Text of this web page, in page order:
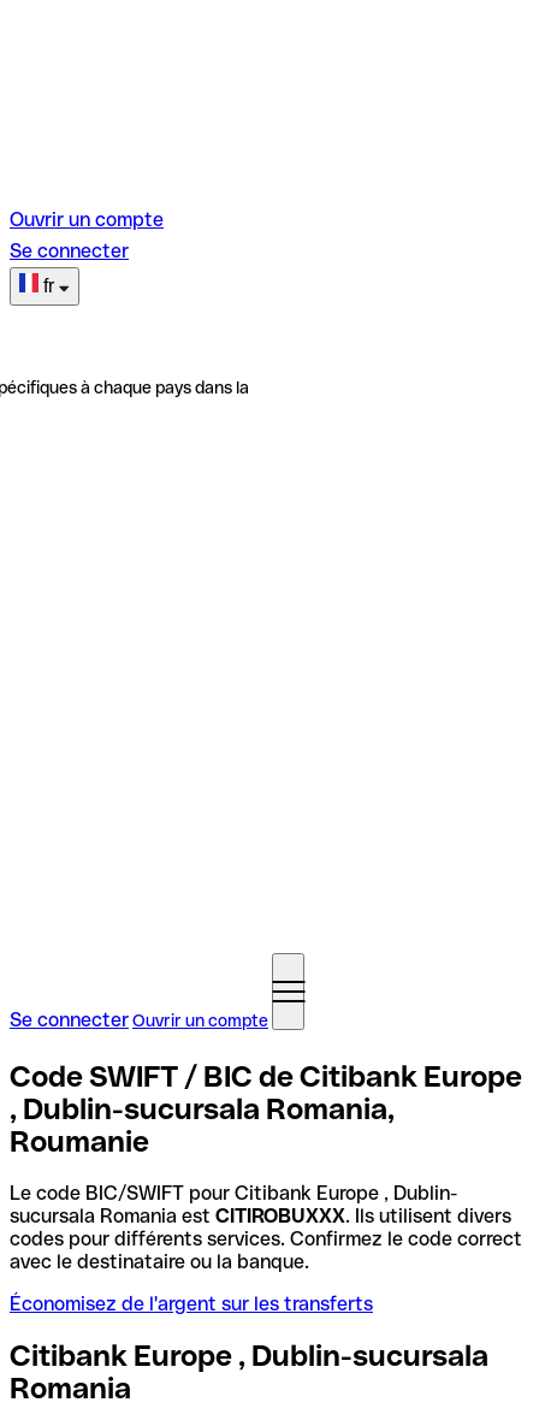
Ouvrir un compte
Se connecter
fr
à chaque pays dans la
Se connecterOuvrir un compte
Code SWIFT / BIC de Citibank Europe
, Dublin-sucursala Romania,
Roumanie
Le code BIC/SWIFT pour Citibank Europe , Dublin-
sucursala Romania est CITIROBUXXX. Ils utilisent divers
codes pour différents services. Confirmez le code correct
avec le destinataire ou la banque.
Économisez de l'argent sur les transferts
Citibank Europe , Dublin-sucursala
Romania